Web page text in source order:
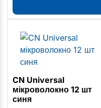
CN Universаl
мікроволокно 12 шт
синя